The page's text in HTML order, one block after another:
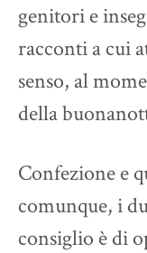
genitori e
racconti a cui
senso, al
della
Confezione e
comunque, i
consiglio è di